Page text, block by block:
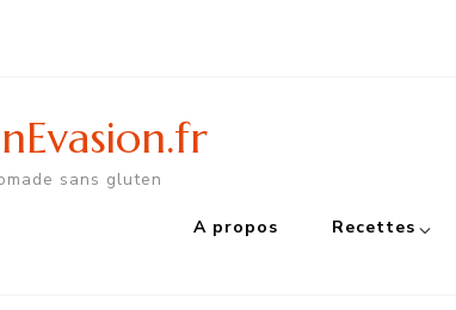
sans gluten
A propos Recettes